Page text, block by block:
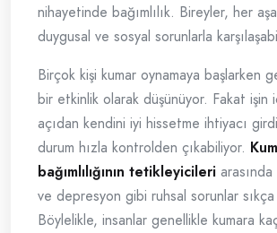
nihayetinde bağımlılık. Bireyler, her
duygusal ve sosyal sorunlarla
Birçok kişi kumar oynamaya başlarken
bir etkinlik olarak düşünüyor. Fakat işin
açıdan kendini iyi hissetme ihtiyacı
durum hızla kontrolden çıkabiliyor.
bağımlılığının tetikleyicileri
ve depresyon gibi ruhsal sorunlar sıkça
Böylelikle, insanlar genellikle kumara